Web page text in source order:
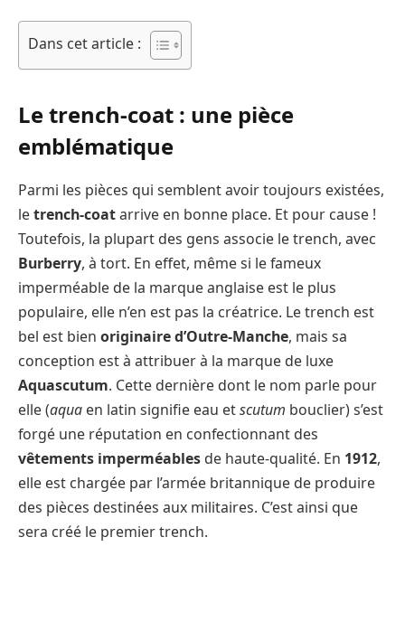
Dans cet article :
Le trench-coat : une pièce
emblématique
Parmi les pièces qui semblent avoir toujours existées,
letrench-coatarrive en bonne place. Et pour cause !
Toutefois, la plupart des gens associe le trench, avec
Burberry, à tort. En effet, même si le fameux
imperméable de la marque anglaise est le plus
populaire, elle n’en est pas la créatrice. Le trench est
bel est bien originaire d’Outre-Manche, mais sa
conception est à attribuer à la marque de luxe
Aquascutum. Cette dernière dont le nom parle pour
elle (aqua en latin signifie eau etscutum bouclier) s’est
forgé une réputation en confectionnant des
vêtements imperméables de haute-qualité. En 1912,
elle est chargée par l’armée britannique de produire
des pièces destinées aux militaires. C’est ainsi que
sera créé le premier trench.